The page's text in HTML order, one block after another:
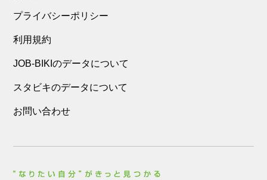
プライバシーポリシー
利用規約
JOB-BIKIのデータについて
スタビキのデータについて
お問い合わせ